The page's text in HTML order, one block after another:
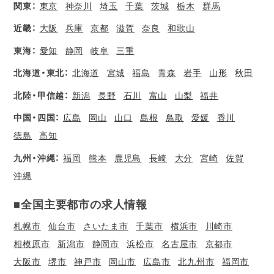
関東： 東京 神奈川 埼玉 千葉 茨城 栃木 群馬
近畿： 大阪 兵庫 京都 滋賀 奈良 和歌山
東海： 愛知 静岡 岐阜 三重
北海道・東北： 北海道 宮城 福島 青森 岩手 山形 秋田
北陸・甲信越： 新潟 長野 石川 富山 山梨 福井
中国・四国： 広島 岡山 山口 島根 鳥取 愛媛
香川
徳島
高知
九州・沖縄： 福岡 熊本 鹿児島 長崎 大分 宮崎
佐賀
沖縄
■全国主要都市の求人情報
札幌市 仙台市 さいたま市 千葉市 横浜市
川崎市
相模原市
新潟市 静岡市 浜松市 名古屋市
京都市
大阪市
堺市 神戸市 岡山市 広島市 北九州市
福岡市